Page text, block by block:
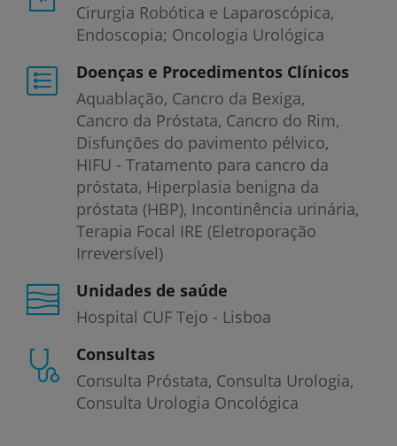
Cirurgia Robótica e Laparoscópica,
Endoscopia; Oncologia Urológica
Doenças e Procedimentos Clínicos
Aquablação Cancro da Bexiga
Cancro da Próstata Cancro do Rim
Disfunções do pavimento pélvico
HIFU - Tratamento para cancro da
próstata Hiperplasia benigna da
próstata (HBP) Incontinência urinária
Terapia Focal IRE (Eletroporação
Irreversível)
Unidades de saúde
Hospital CUF Tejo - Lisboa
Consultas
Consulta Próstata Consulta Urologia
Consulta Urologia Oncológica